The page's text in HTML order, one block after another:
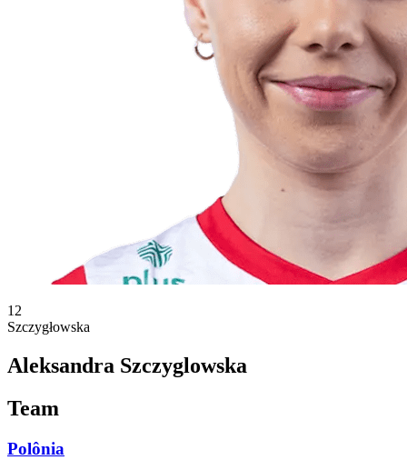
12
Szczygłowska
Aleksandra Szczyglowska
Team
Polônia